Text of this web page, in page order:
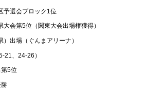
予選会ブロック1位
会第5位（関東大会出場権獲得）
出場（ぐんまアリーナ）
21、24-26）
5位